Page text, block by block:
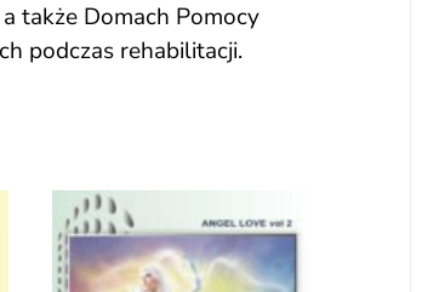
także Domach Pomocy
podczas rehabilitacji.